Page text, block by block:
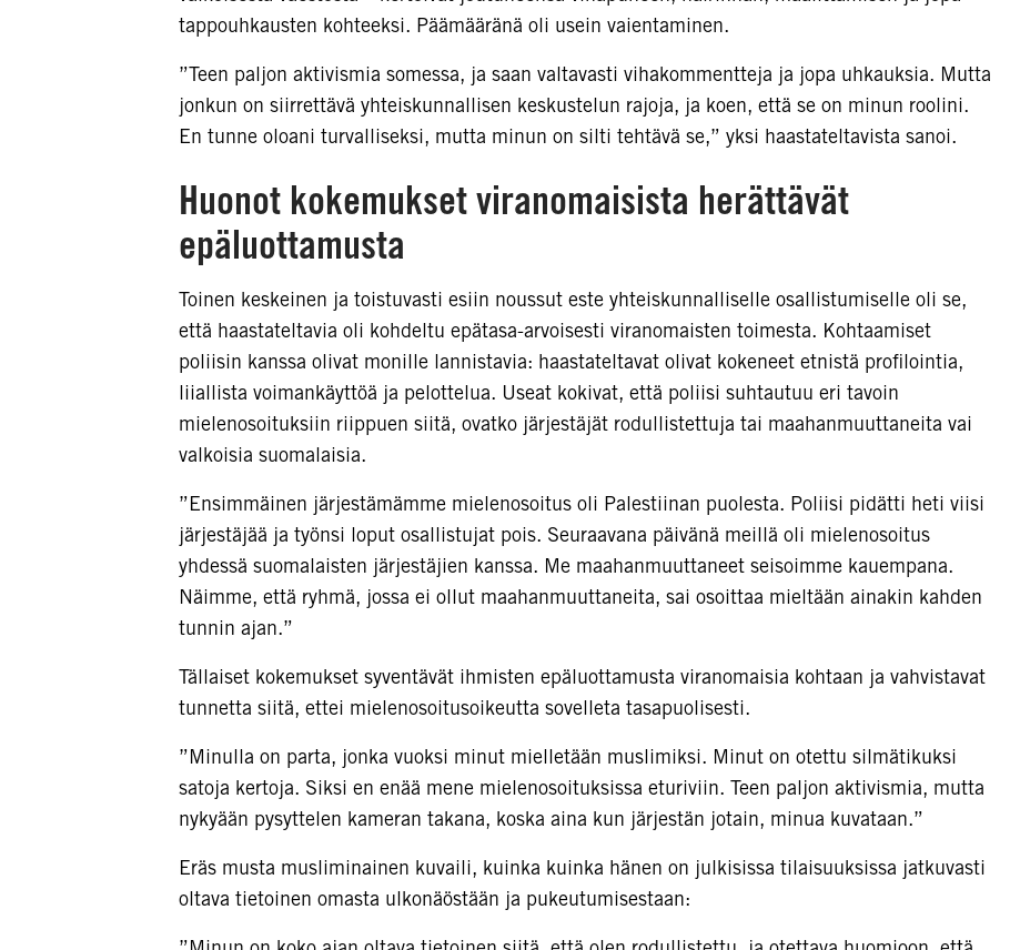
tappouhkausten kohteeksi. Päämääränä oli usein vaientaminen.
”Teen paljon aktivismia somessa, ja saan valtavasti vihakommentteja ja jopa uhkauksia. Mutta
jonkun on siirrettävä yhteiskunnallisen keskustelun rajoja, ja koen, että se on minun roolini.
En tunne oloani turvalliseksi, mutta minun on silti tehtävä se,” yksi haastateltavista sanoi.
Huonot kokemukset viranomaisista herättävät
epäluottamusta
Toinen keskeinen ja toistuvasti esiin noussut este yhteiskunnalliselle osallistumiselle oli se,
että haastateltavia oli kohdeltu epätasa-arvoisesti viranomaisten toimesta. Kohtaamiset
poliisin kanssa olivat monille lannistavia: haastateltavat olivat kokeneet etnistä profilointia,
liiallista voimankäyttöä ja pelottelua. Useat kokivat, että poliisi suhtautuu eri tavoin
mielenosoituksiin riippuen siitä, ovatko järjestäjät rodullistettuja tai maahanmuuttaneita vai
valkoisia suomalaisia.
”Ensimmäinen järjestämämme mielenosoitus oli Palestiinan puolesta. Poliisi pidätti heti viisi
järjestäjää ja työnsi loput osallistujat pois. Seuraavana päivänä meillä oli mielenosoitus
yhdessä suomalaisten järjestäjien kanssa. Me maahanmuuttaneet seisoimme kauempana.
Näimme, että ryhmä, jossa ei ollut maahanmuuttaneita, sai osoittaa mieltään ainakin kahden
tunnin ajan.”
Tällaiset kokemukset syventävät ihmisten epäluottamusta viranomaisia kohtaan ja vahvistavat
tunnetta siitä, ettei mielenosoitusoikeutta sovelleta tasapuolisesti.
”Minulla on parta, jonka vuoksi minut mielletään muslimiksi. Minut on otettu silmätikuksi
satoja kertoja. Siksi en enää mene mielenosoituksissa eturiviin. Teen paljon aktivismia, mutta
nykyään pysyttelen kameran takana, koska aina kun järjestän jotain, minua kuvataan.”
Eräs musta musliminainen kuvaili, kuinka kuinka hänen on julkisissa tilaisuuksissa jatkuvasti
oltava tietoinen omasta ulkonäöstään ja pukeutumisestaan: